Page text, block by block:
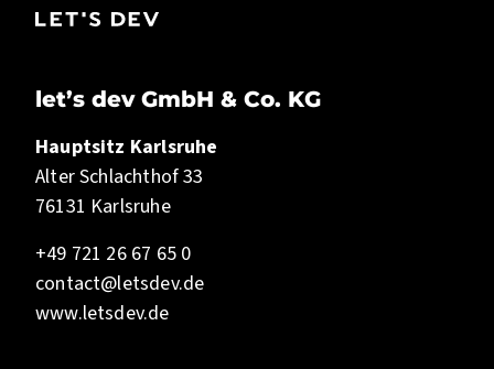
let’s dev GmbH & Co. KG
Hauptsitz Karlsruhe
Alter Schlachthof 33
76131 Karlsruhe
+49 721 26 67 65 0
contact@letsdev.de
www.letsdev.de